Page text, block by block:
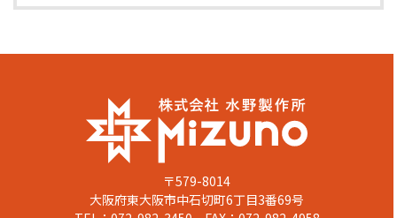
〒579-8014
大阪府東大阪市中石切町6丁目3番69号